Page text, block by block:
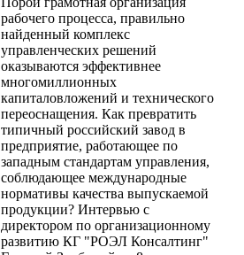
рабочего процесса, правильно
найденный комплекс
управленческих решений
оказываются эффективнее
многомиллионных
капиталовложений и технического
переоснащения. Как превратить
типичный российский завод в
предприятие, работающее по
западным стандартам управления,
соблюдающее международные
нормативы качества выпускаемой
продукции? Интервью с
директором по организационному
развитию КГ "РОЭЛ Консалтинг"